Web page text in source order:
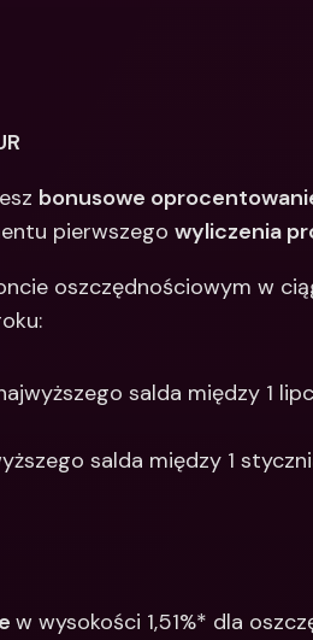
bonusowe
pierwszego wyliczenia
oszczędnościowym w
salda między 1
salda między 1
w wysokości 1,51%* dla